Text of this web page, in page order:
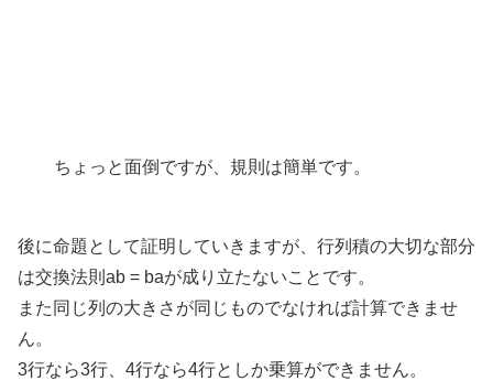
ちょっと面倒ですが、規則は簡単です。
後に命題として証明していきますが、行列積の大切な部分
は交換法則ab = baが成り立たないことです。
また同じ列の大きさが同じものでなければ計算できませ
ん。
3行なら3行、4行なら4行としか乗算ができません。